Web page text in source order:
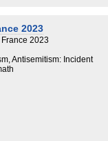
extra-
2023
2023
Antisemitism: Incident